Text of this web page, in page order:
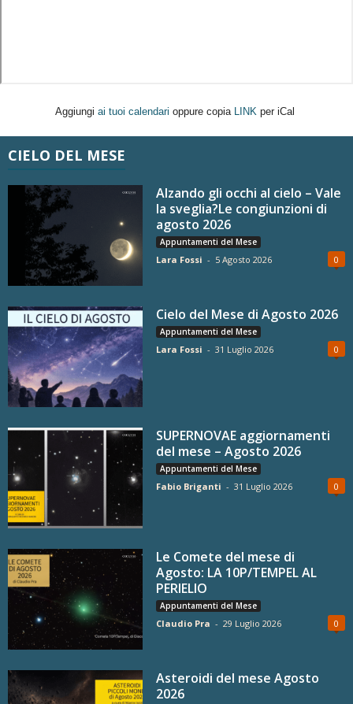
Aggiungi ai tuoi calendari oppure copia LINK per iCal
CIELO DEL MESE
Alzando gli occhi al cielo – Vale
la sveglia?Le congiunzioni di
agosto 2026
Appuntamenti del Mese
Lara Fossi - 5 Agosto 2026 0
Cielo del Mese di Agosto 2026
Appuntamenti del Mese
Lara Fossi - 31 Luglio 2026 0
SUPERNOVAE aggiornamenti
del mese – Agosto 2026
Appuntamenti del Mese
Fabio Briganti - 31 Luglio 2026 0
Le Comete del mese di
Agosto: LA 10P/TEMPEL AL
PERIELIO
Appuntamenti del Mese
Claudio Pra - 29 Luglio 2026 0
Asteroidi del mese Agosto
2026